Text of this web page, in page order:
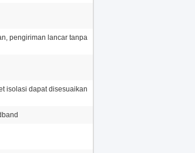
pengiriman lancar tanpa
isolasi dapat disesuaikan